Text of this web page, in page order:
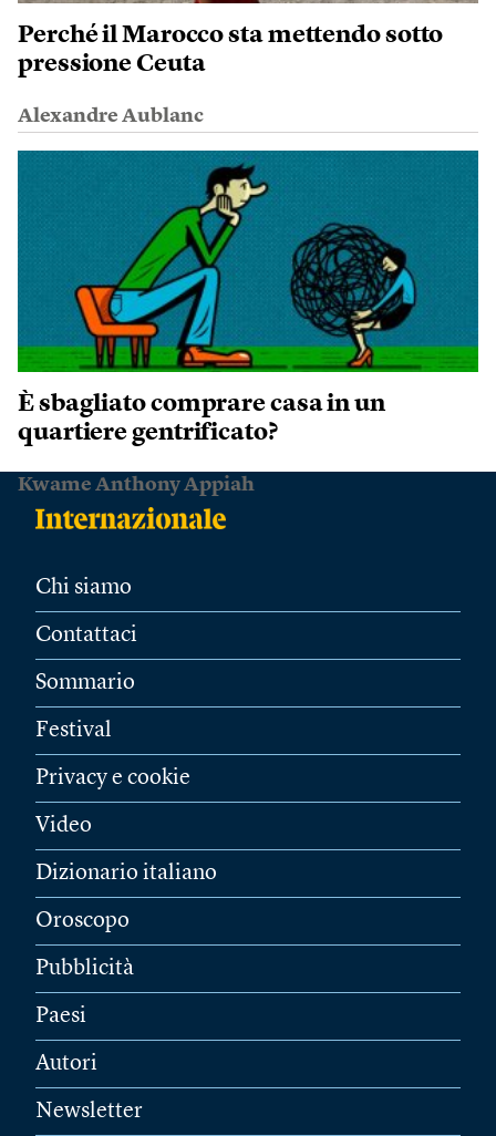
Perché il Marocco sta mettendo sotto
pressione Ceuta
Alexandre Aublanc
È sbagliato comprare casa in un
quartiere gentrificato?
Kwame Anthony Appiah
Chi siamo
Contattaci
Sommario
Festival
Privacy e cookie
Video
Dizionario italiano
Oroscopo
Pubblicità
Paesi
Autori
Newsletter